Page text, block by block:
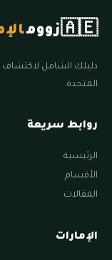
🇦🇪زووم
دليلك الشامل لاكتشاف
المتحدة.
روابط سريعة
الرئيسية
الأقسام
المقالات
الإمارات